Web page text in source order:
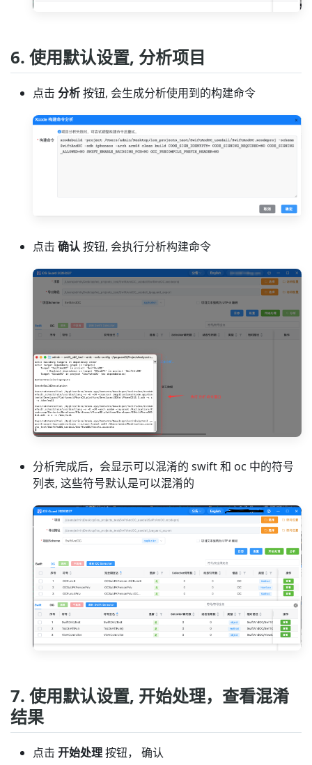
6. 使用默认设置, 分析项目
点击 分析按钮, 会生成分析使用到的构建命令
点击 确认按钮, 会执行分析构建命令
分析完成后，会显示可以混淆的 swift 和 oc 中的符号
列表, 这些符号默认是可以混淆的
7. 使用默认设置, 开始处理，查看混淆
结果
点击 开始处理按钮， 确认